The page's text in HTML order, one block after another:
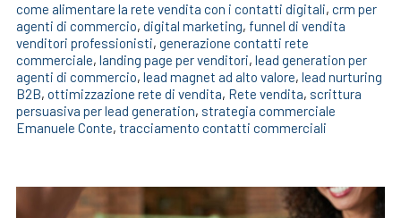
come alimentare la rete vendita con i contatti digitali, crm per
agenti di commercio, digital marketing, funnel di vendita
venditori professionisti, generazione contatti rete
commerciale, landing page per venditori, lead generation per
agenti di commercio, lead magnet ad alto valore, lead nurturing
B2B, ottimizzazione rete di vendita, Rete vendita, scrittura
persuasiva per lead generation, strategia commerciale
Emanuele Conte, tracciamento contatti commerciali